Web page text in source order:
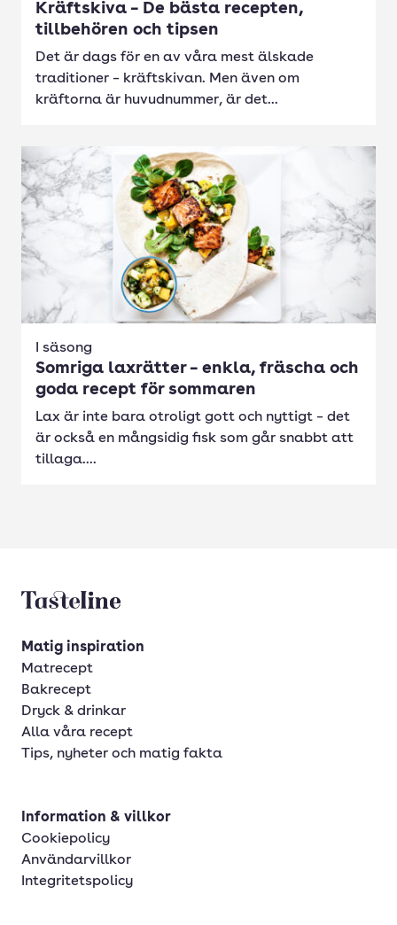
Kräftskiva – De bästa recepten,
tillbehören och tipsen
Det är dags för en av våra mest älskade
traditioner – kräftskivan. Men även om
kräftorna är huvudnummer, är det...
I säsong
Somriga laxrätter – enkla, fräscha och
goda recept för sommaren
Lax är inte bara otroligt gott och nyttigt – det
är också en mångsidig fisk som går snabbt att
tillaga....
Tasteline startsida
Matig inspiration
Matrecept
Bakrecept
Dryck & drinkar
Alla våra recept
Tips, nyheter och matig fakta
Information & villkor
Cookiepolicy
Användarvillkor
Integritetspolicy